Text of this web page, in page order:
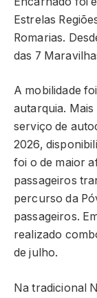
Estrelas
Romarias.
das 7
A mobilidade
autarquia.
serviço de
2026,
foi o de maior
passageiros
percurso da
passageiros.
realizado
de julho.
Na tradicional